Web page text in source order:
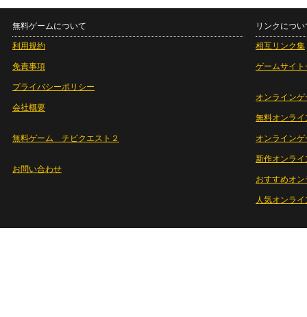
無料ゲームについて
利用規約
免責事項
プライバシーポリシー
会社概要
無料ゲーム チビクエスト２
お問い合わせ
リンクについ
相互リンク集
ゲームサイト
オンラインゲ
無料オンライ
オンライン
新作オンライ
おすすめオ
人気オンラ